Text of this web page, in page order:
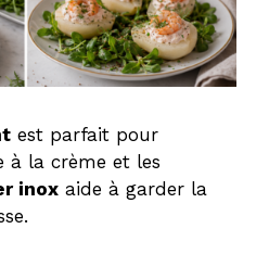
est parfait pour
à la crème et les
inox aide à garder la